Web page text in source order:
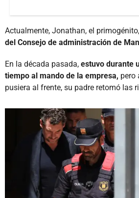
Actualmente, Jonathan, el primogénito,
del Consejo de administración de
En la década pasada, estuvo durante
tiempo al mando de la empresa, pero
pusiera al frente, su padre retomó las